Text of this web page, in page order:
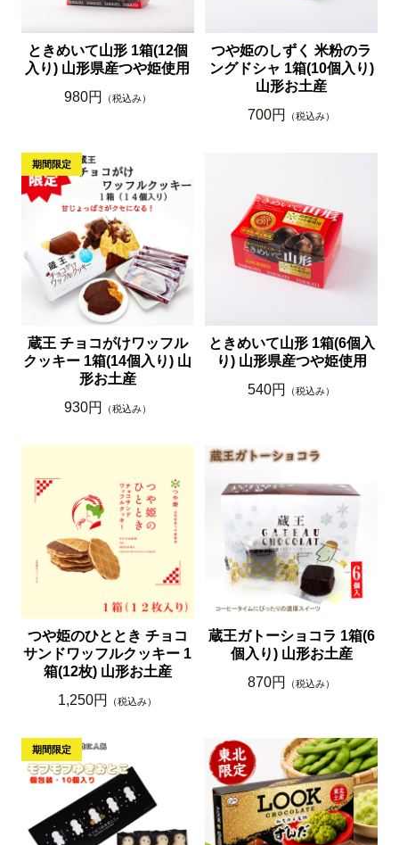
ときめいて山形 1箱(12個
入り) 山形県産つや姫使用
980円
（税込み）
つや姫のしずく 米粉のラ
ングドシャ 1箱(10個入り)
山形お土産
700円
（税込み）
蔵王 チョコがけワッフル
クッキー 1箱(14個入り) 山
形お土産
930円
（税込み）
ときめいて山形 1箱(6個入
り) 山形県産つや姫使用
540円
（税込み）
つや姫のひととき チョコ
サンドワッフルクッキー 1
箱(12枚) 山形お土産
1,250円
（税込み）
蔵王ガトーショコラ 1箱(6
個入り) 山形お土産
870円
（税込み）